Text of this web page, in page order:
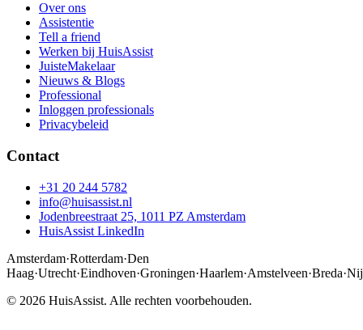
Over ons
Assistentie
Tell a friend
Werken bij HuisAssist
JuisteMakelaar
Nieuws & Blogs
Professional
Inloggen professionals
Privacybeleid
Contact
+31 20 244 5782
info@huisassist.nl
Jodenbreestraat 25, 1011 PZ Amsterdam
HuisAssist LinkedIn
Amsterdam·Rotterdam·Den
Haag·Utrecht·Eindhoven·Groningen·Haarlem·Amstelveen·Breda·
© 2026 HuisAssist. Alle rechten voorbehouden.